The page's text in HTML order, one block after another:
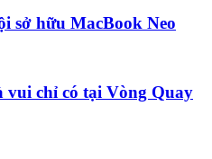
sở hữu MacBook Neo
chỉ có tại Vòng Quay